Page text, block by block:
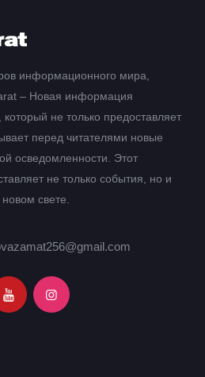
информационного мира,
– Новая информация
который не только предоставляет
перед читателями новые
осведомленности. Этот
не только события, но и
свете.